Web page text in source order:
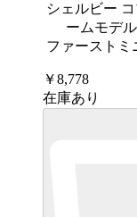
シェルビー
ームモデ
ファーストミ
￥8,778
在庫あり